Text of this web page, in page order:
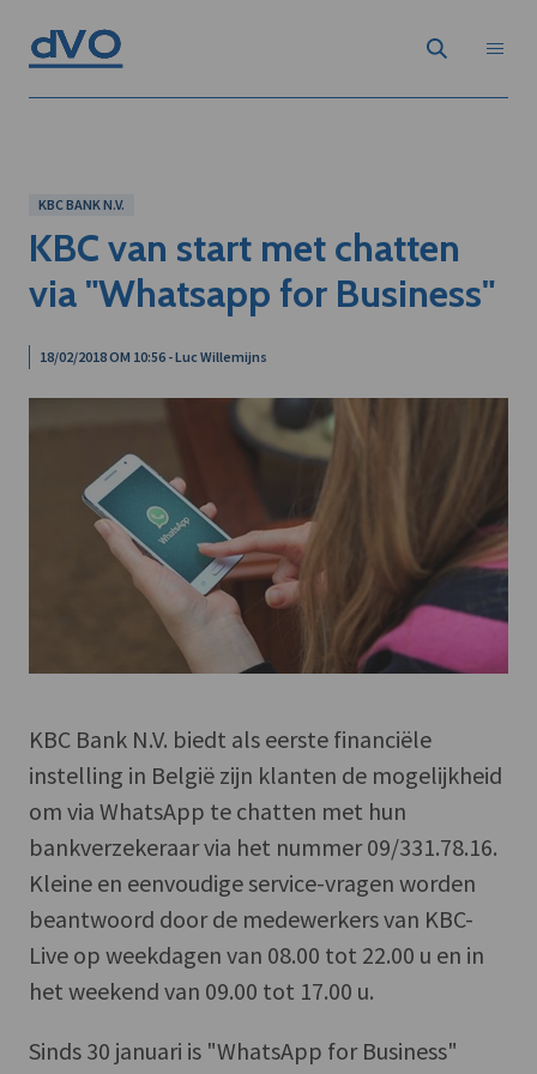
KBC BANK N.V.
KBC van start met chatten
via "Whatsapp for Business"
18/02/2018 OM 10:56 - Luc Willemijns
KBC Bank N.V. biedt als eerste financiële
instelling in België zijn klanten de mogelijkheid
om via WhatsApp te chatten met hun
bankverzekeraar via het nummer 09/331.78.16.
Kleine en eenvoudige service-vragen worden
beantwoord door de medewerkers van KBC-
Live op weekdagen van 08.00 tot 22.00 u en in
het weekend van 09.00 tot 17.00 u.
Sinds 30 januari is "WhatsApp for Business"